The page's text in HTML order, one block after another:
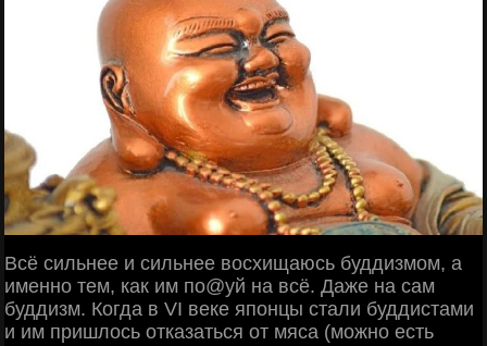
Всё сильнее и сильнее восхищаюсь буддизмом, а
именно тем, как им по@уй на всё. Даже на сам
буддизм. Когда в VI веке японцы стали буддистами
и им пришлось отказаться от мяса (можно есть